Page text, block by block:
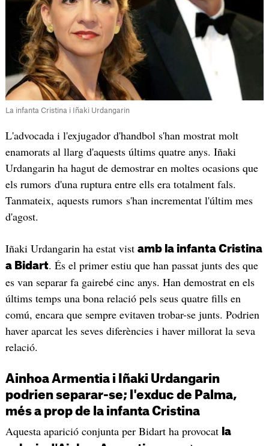
La infanta Cristina i Iñaki Urdangarin
L'advocada i l'exjugador d'handbol s'han mostrat molt
enamorats al llarg d'aquests últims quatre anys. Iñaki
Urdangarin ha hagut de demostrar en moltes ocasions que
els rumors d'una ruptura entre ells era totalment fals.
Tanmateix, aquests rumors s'han incrementat l'últim mes
d'agost.
Iñaki Urdangarin ha estat vist amb la infanta Cristina
a Bidart. És el primer estiu que han passat junts des que
es van separar fa gairebé cinc anys. Han demostrat en els
últims temps una bona relació pels seus quatre fills en
comú, encara que sempre evitaven trobar-se junts. Podrien
haver aparcat les seves diferències i haver millorat la seva
relació.
Ainhoa Armentia i Iñaki Urdangarin
podrien separar-se; l'exduc de Palma,
més a prop de la infanta Cristina
Aquesta aparició conjunta per Bidart ha provocat la